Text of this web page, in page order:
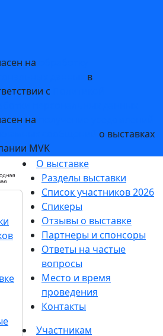
на
в
с
на
о выставках
MVK
О выставке
Разделы выставки
Список участников 2026
Спикеры
Отзывы о выставке
Партнеры и спонсоры
Ответы на частые
вопросы
Место и время
проведения
Контакты
Участникам